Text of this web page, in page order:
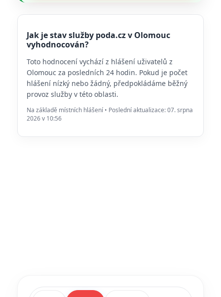
Jak je stav služby poda.cz v Olomouc
vyhodnocován?
Toto hodnocení vychází z hlášení uživatelů z
Olomouc za posledních 24 hodin. Pokud je počet
hlášení nízký nebo žádný, předpokládáme běžný
provoz služby v této oblasti.
Na základě místních hlášení • Poslední aktualizace: 07. srpna
2026 v 10:56